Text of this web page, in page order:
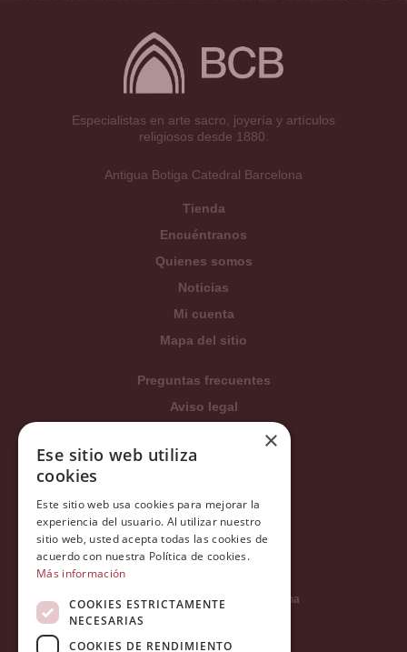
Especialistas en arte sacro, joyería y artículos
religiosos desde 1880.
Antigua Botiga Catedral Barcelona
Tienda
Encuéntranos
Quienes somos
Noticias
Mi cuenta
Mapa del sitio
Preguntas frecuentes
Aviso legal
Condiciones generales
Política de privacidad
Política Integrada
Tratamiento de datos
Carrer del Duc, 12 - 08002 Barcelona
×
Ese sitio web utiliza
cookies
Este sitio web usa cookies para mejorar la
experiencia del usuario. Al utilizar nuestro
sitio web, usted acepta todas las cookies de
acuerdo con nuestra Política de cookies.
Más información
COOKIES ESTRICTAMENTE
NECESARIAS
COOKIES DE RENDIMIENTO